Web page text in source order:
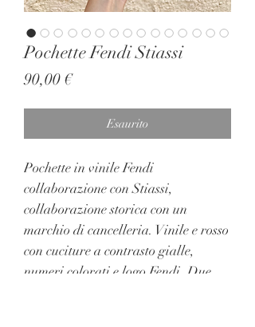
Pochette Fendi Stiassi
90,00 €Prezzo
Esaurito
Pochette in vinile Fendi
collaborazione con Stiassi,
collaborazione storica con un
marchio di cancelleria. Vinile e rosso
con cuciture a contrasto gialle,
numeri colorati e logo Fendi. Due